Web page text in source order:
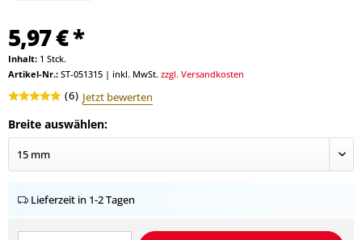
5,97 € *
Inhalt: 1 Stck.
Artikel-Nr.: ST-051315 | inkl. MwSt. zzgl. Versandkosten
(6) Jetzt bewerten
Breite auswählen:
Lieferzeit in 1-2 Tagen